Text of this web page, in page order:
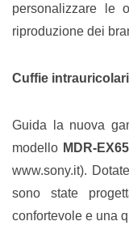
personalizzare le
riproduzione dei
Cuffie
Guida la nuova
modello MDR-
www.sony.it).
sono state
confortevole e una